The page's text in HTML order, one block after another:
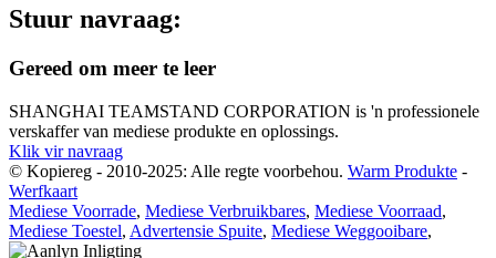
Stuur navraag:
Gereed om meer te leer
SHANGHAI TEAMSTAND CORPORATION is 'n professionele
verskaffer van mediese produkte en oplossings.
Klik vir navraag
© Kopiereg - 2010-2025: Alle regte voorbehou. Warm Produkte -
Werfkaart
Mediese Voorrade, Mediese Verbruikbares, Mediese Voorraad,
Mediese Toestel, Advertensie Spuite, Mediese Weggooibare,